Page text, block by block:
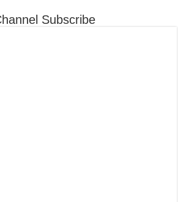
Subscribe